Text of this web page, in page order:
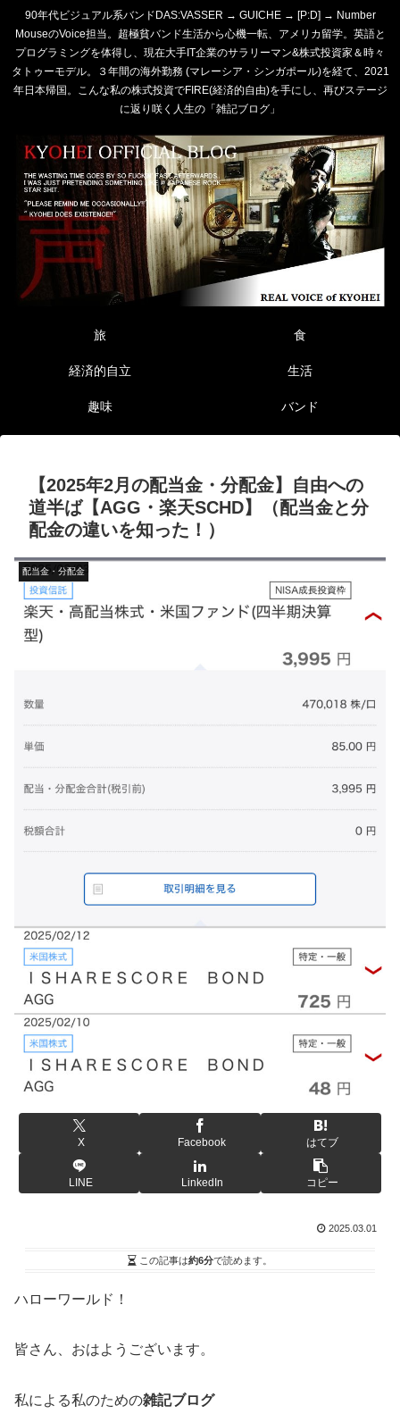
90年代ビジュアル系バンドDAS:VASSER → GUICHE → [P:D] → Number
MouseのVoice担当。超極貧バンド生活から心機一転、アメリカ留学。英語と
プログラミングを体得し、現在大手IT企業のサラリーマン&株式投資家＆時々
タトゥーモデル。３年間の海外勤務 (マレーシア・シンガポール)を経て、2021
年日本帰国。こんな私の株式投資でFIRE(経済的自由)を手にし、再びステージ
に返り咲く人生の「雑記ブログ」
旅 食
経済的自立 生活
趣味 バンド
【2025年2月の配当金・分配金】自由への
道半ば【AGG・楽天SCHD】（配当金と分
配金の違いを知った！）
配当金・分配金
X Facebook はてブ
LINE LinkedIn コピー
2025.03.01
この記事は約6分で読めます。
ハローワールド！
皆さん、おはようございます。
私による私のための雑記ブログ